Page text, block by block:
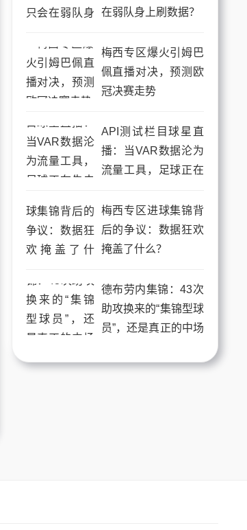
在弱队身上刷数据？
梅西专区爆火引姆巴
佩直播对决，预测欧
冠决赛走势
API测试栏目球星直
播：当VAR数据沦为
流量工具，足球正在
梅西专区进球集锦背
后的争议：数据狂欢
掩盖了什么？
德布劳内集锦：43次
助攻换来的“集锦型球
员”，还是真正的中场